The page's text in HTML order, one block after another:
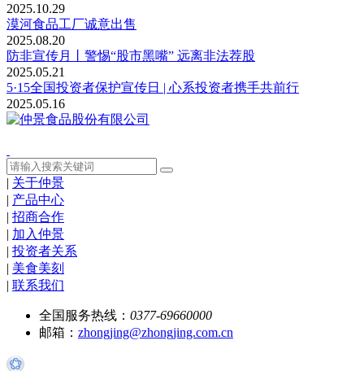
2025.10.29
漠河食品工厂诚意出售
2025.08.20
防非宣传月丨警惕“股市黑嘴” 远离非法荐股
2025.05.21
5·15全国投资者保护宣传日 | 心系投资者携手共前行
2025.05.16
| 关于仲景
| 产品中心
| 招商合作
| 加入仲景
| 投资者关系
| 美食美刻
| 联系我们
全国服务热线： 0377-69660000
邮箱： zhongjing@zhongjing.com.cn